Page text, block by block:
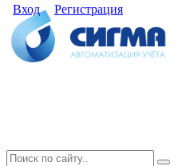
Вход Регистрация